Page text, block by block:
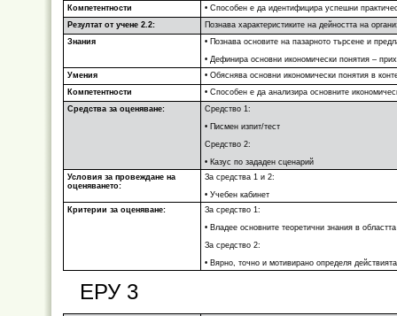
Компетентности
• Способен е да идентифицира успешни
Резултат от учене 2.2:
Познава характеристиките на дейността на
Знания
• Познава основите на пазарното търсене и
• Дефинира основни икономически понятия –
Умения
• Обяснява основни икономически понятия в
Компетентности
• Способен е да анализира основните
Средства за оценяване:
Средство 1:
• Писмен изпит/тест
Средство 2:
• Казус по зададен сценарий
Условия за провеждане на
оценяването:
За средства 1 и 2:
• Учебен кабинет
Критерии за оценяване:
За средство 1:
• Владее основните теоретични знания в
За средство 2:
• Вярно, точно и мотивирано определя
ЕРУ 3